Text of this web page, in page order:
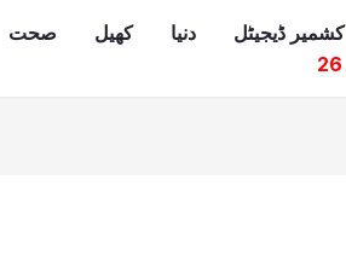
کشمیر ڈیجیٹل دنیا کھیل صحت